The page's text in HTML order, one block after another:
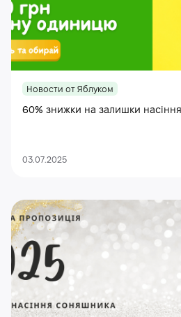
Новости от Яблуком
60% знижки на залишки
03.07.2025